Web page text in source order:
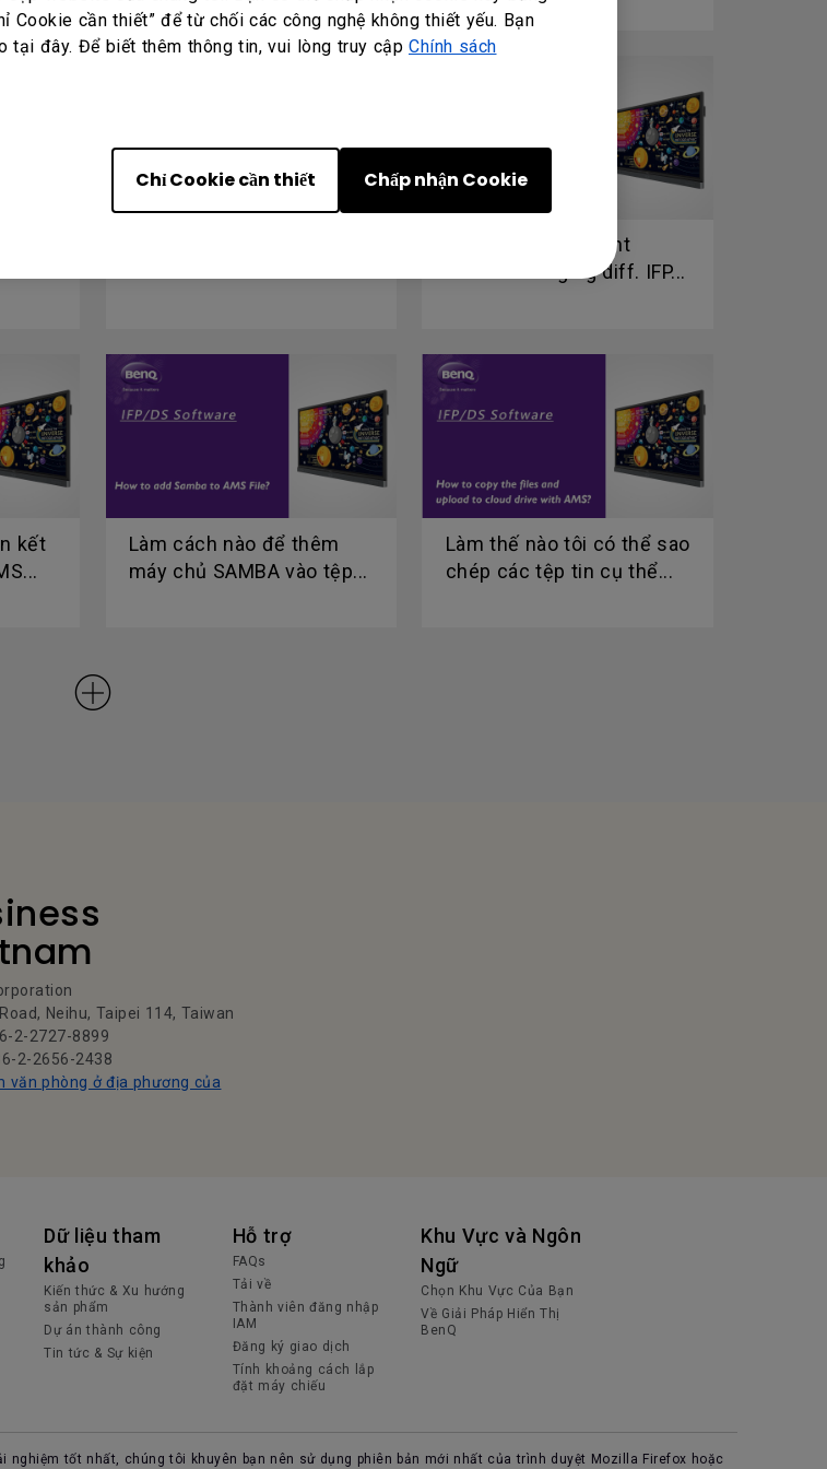
Cookie cần thiết” để từ chối các công nghệ không thiết yếu. Bạn
tại đây. Để biết thêm thông tin, vui lòng truy cập Chính sách
Chỉ Cookie cần thiết Chấp nhận Cookie
Setting for different
admin managing diff. IFP...
kết
Làm cách nào để thêm
máy chủ SAMBA vào tệp...
Làm thế nào tôi có thể sao
chép các tệp tin cụ thể...
Neihu, Taipei 114, Taiwan
2-2727-8899
2-2656-2438
văn phòng ở địa phương của
Dữ liệu tham
khảo
Kiến thức & Xu hướng
sản phẩm
Dự án thành công
Tin tức & Sự kiện
Hỗ trợ
FAQs
Tải về
Thành viên đăng nhập
IAM
Đăng ký giao dịch
Tính khoảng cách lắp
đặt máy chiếu
Khu Vực và Ngôn
Ngữ
Chọn Khu Vực Của Bạn
Về Giải Pháp Hiển Thị
BenQ
nghiệm tốt nhất, chúng tôi khuyên bạn nên sử dụng phiên bản mới nhất của trình duyệt Mozilla Firefox hoặc